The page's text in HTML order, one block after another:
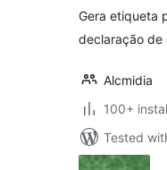
Gera etiqueta
declaração de
Alcmidia
100+
Tested